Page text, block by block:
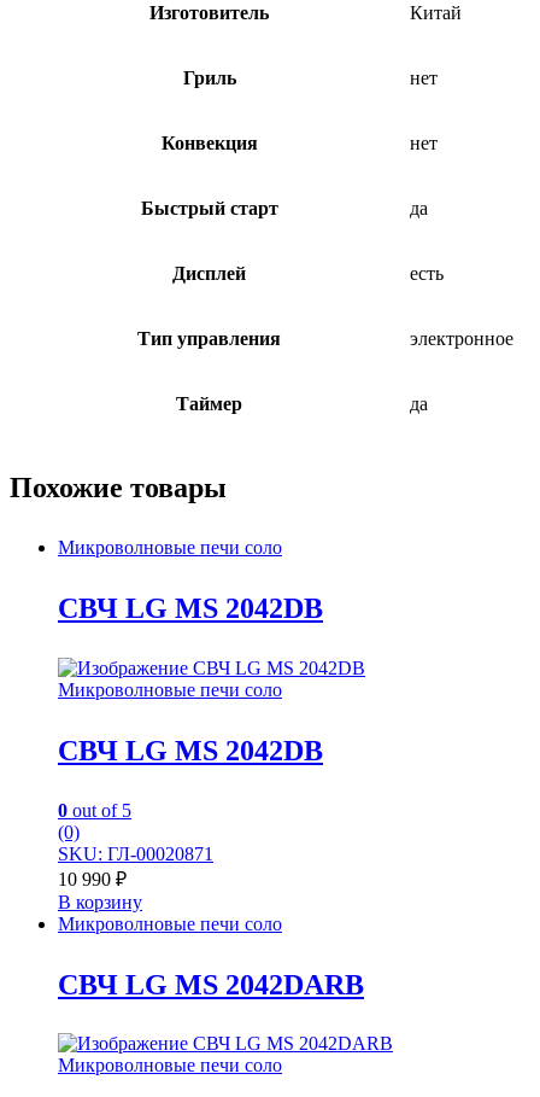
Изготовитель Китай
Гриль нет
Конвекция нет
Быстрый старт да
Дисплей есть
Тип управления электронное
Таймер да
Похожие товары
Микроволновые печи соло
СВЧ LG MS 2042DB
Микроволновые печи соло
СВЧ LG MS 2042DB
0 out of 5
(0)
SKU: ГЛ-00020871
10 990 ₽
В корзину
Микроволновые печи соло
СВЧ LG MS 2042DARB
Микроволновые печи соло